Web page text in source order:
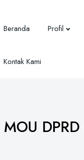
Beranda Profil
Kontak Kami
MOU